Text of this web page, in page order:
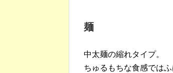
麺
中太麺の縮れタイプ。
ちゅるもちな食感では